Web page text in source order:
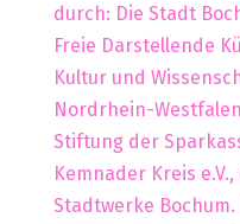
durch: Die Stadt
Freie Darstellende
Kultur und
Nordrhein-
Stiftung der
Kemnader Kreis
Stadtwerke